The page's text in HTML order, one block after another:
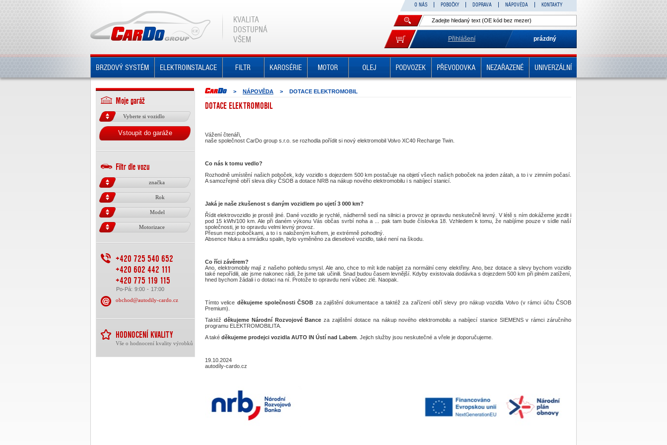
KVALITA
DOSTUPNÁ
VŠEM
O NÁS POBOČKY DOPRAVA NÁPOVĚDA KONTAKTY
Přihlášení prázdný
BRZDOVÝ SYSTÉM ELEKTROINSTALACE FILTR KAROSÉRIE MOTOR OLEJ PODVOZEK PŘEVODOVKA NEZAŘAZENÉ UNIVERZÁLNÍ
> NÁPOVĚDA > DOTACE ELEKTROMOBIL
DOTACE ELEKTROMOBIL
Vážení čtenáři,
naše společnost CarDo group s.r.o. se rozhodla pořídit si nový elektromobil Volvo XC40 Recharge Twin.
Co nás k tomu vedlo?
Rozhodně umístění našich poboček, kdy vozidlo s dojezdem 500 km postačuje na objetí všech našich poboček na jeden zátah, a to i v zimním počasí.
A samozřejmě obří sleva díky ČSOB a dotace NRB na nákup nového elektromobilu i s nabíjecí stanicí.
Jaká je naše zkušenost s daným vozidlem po ujetí 3 000 km?
Řídit elektrovozidlo je prostě jiné. Dané vozidlo je rychlé, nádherně sedí na silnici a provoz je opravdu neskutečně levný. V létě s ním dokážeme jezdit i
pod 15 kWh/100 km. Ale při daném výkonu Vás občas svrbí noha a ... pak tam bude číslovka 18. Vzhledem k tomu, že nabíjíme pouze v sídle naší
společnosti, je to opravdu velmi levný provoz.
Přesun mezi pobočkami, a to i s naloženým kufrem, je extrémně pohodlný.
Absence hluku a smrádku spalin, bylo vyměněno za dieselové vozidlo, také není na škodu.
Co říci závěrem?
Ano, elektromobily mají z našeho pohledu smysl. Ale ano, chce to mít kde nabíjet za normální ceny elektřiny. Ano, bez dotace a slevy bychom vozidlo
také nepořídili, ale jsme nakonec rádi, že jsme tak učinili. Snad budou časem levnější. Kdyby existovala dodávka s dojezdem 500 km při plném zatížení,
hned bychom žádali i o dotaci na ní. Protože to opravdu není vůbec zlé. Naopak.
Tímto velice děkujeme společnosti ČSOB za zajištění dokumentace a taktéž za zařízení obří slevy pro nákup vozidla Volvo (v rámci účtu ČSOB
Premium).
Taktéž děkujeme Národní Rozvojové Banceza zajištění dotace na nákup nového elektromobilu a nabíjecí stanice SIEMENS v rámci záručního
programu ELEKTROMOBILITA.
A také děkujeme prodejci vozidla AUTO IN Ústí nad Labem . Jejich služby jsou neskutečné a vřele je doporučujeme.
19.10.2024
autodíly-cardo.cz
Moje garáž
Vyberte si vozidlo
Vstoupit do garáže
Filtr dle vozu
značka
Rok
Model
Motorizace
+420 725 540 652
+420 602 442 111
+420 775 119 115
Po-Pá: 9:00 - 17:00
obchod@autodily-cardo.cz
HODNOCENÍ KVALITY
Vše o hodnocení kvality výrobků